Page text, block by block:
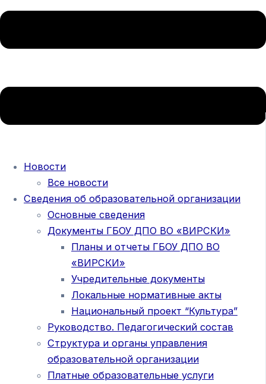
Новости
Все новости
Сведения об образовательной организации
Основные сведения
Документы ГБОУ ДПО ВО «ВИРСКИ»
Планы и отчеты ГБОУ ДПО ВО
«ВИРСКИ»
Учредительные документы
Локальные нормативные акты
Национальный проект “Культура”
Руководство. Педагогический состав
Структура и органы управления
образовательной организации
Платные образовательные услуги